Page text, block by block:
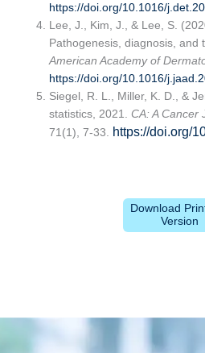
https://doi.org/10.1016/
Lee, J., Kim, J., & Lee, S.
Pathogenesis, diagnosis, and
American Academy of
https://doi.org/10.1016/
Siegel, R. L., Miller, K. D., &
statistics, 2021. CA: A Cancer
71(1), 7-33.
https://doi.org/
Download
Version